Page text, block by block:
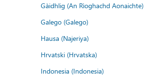
Gàidhlig (An Rìoghachd Aonaichte)
Galego (Galego)
Hausa (Najeriya)
Hrvatski (Hrvatska)
Indonesia (Indonesia)